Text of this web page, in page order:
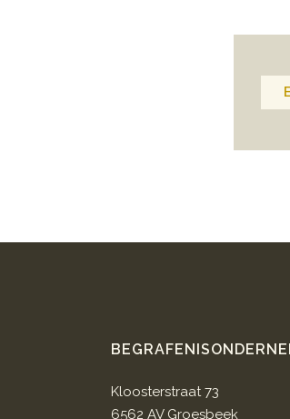
Kloosterstraat 73
6562 AV Groesbeek